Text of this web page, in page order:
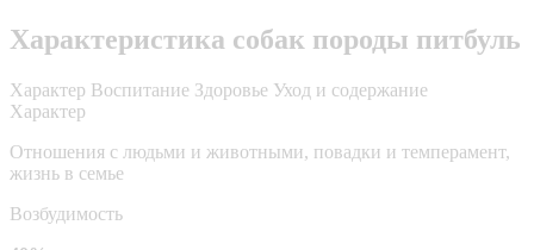
Характеристика собак породы питбуль
Характер Воспитание Здоровье Уход и содержание
Характер
Отношения с людьми и животными, повадки и темперамент,
жизнь в семье
Возбудимость